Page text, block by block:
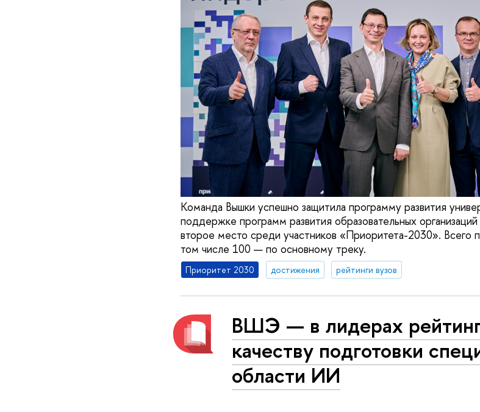
Команда Вышки успешно защитила программу развития
поддержке программ развития образовательных
второе место среди участников «Приоритета-2030». Всего
том числе 100 — по основному треку.
Приоритет 2030 достижения рейтинги вузов
ВШЭ — в лидерах
качеству подготовки
области ИИ